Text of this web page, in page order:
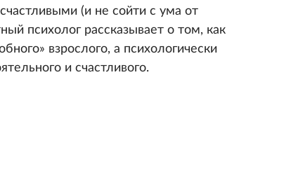
(и не сойти с ума от
психолог рассказывает о том, как
взрослого, а психологически
и счастливого.